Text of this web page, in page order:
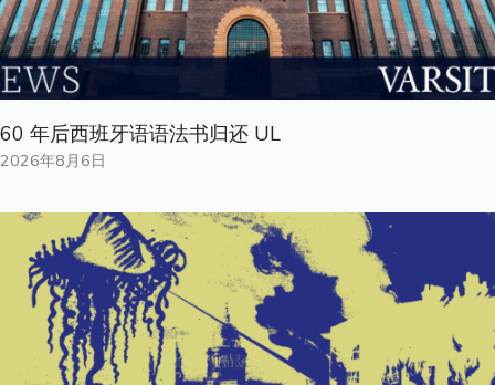
60 年后西班牙语语法书归还 UL
2026年8月6日